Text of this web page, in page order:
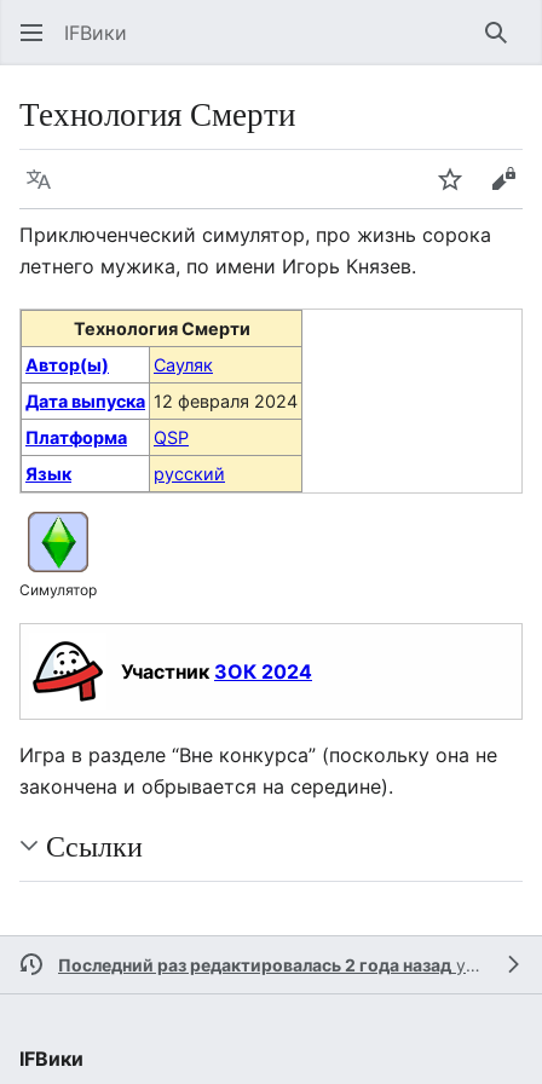
IFВики
Технология Смерти
Язык Следить
Приключенческий симулятор, про жизнь сорока
летнего мужика, по имени Игорь Князев.
Технология Смерти
Автор(ы)
Сауляк
Дата выпуска 12 февраля 2024
Платформа
QSP
Язык
русский
Симулятор
Участник ЗОК 2024
Игра в разделе “Вне конкурса” (поскольку она не
закончена и обрывается на середине).
Ссылки
Последний раз редактировалась 2 года назад участницей
IFВики